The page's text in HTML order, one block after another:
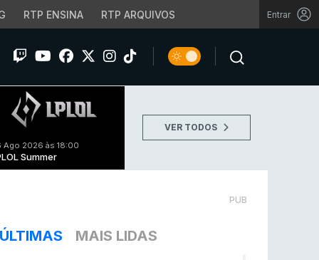
RTP ENSINA RTP ARQUIVOS Entrar
Ago 2026 às 18:00
Summer
VER TODOS
PUB
ÚLTIMAS MAIS LIDAS